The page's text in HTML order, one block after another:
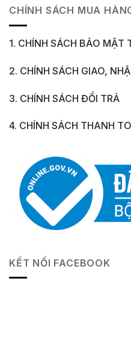
CHÍNH SÁCH MUA
1. CHÍNH SÁCH BẢO MẬT
2. CHÍNH SÁCH GIAO,
3. CHÍNH SÁCH ĐỔI TRẢ
4. CHÍNH SÁCH THANH
KẾT NỐI FACEBOOK